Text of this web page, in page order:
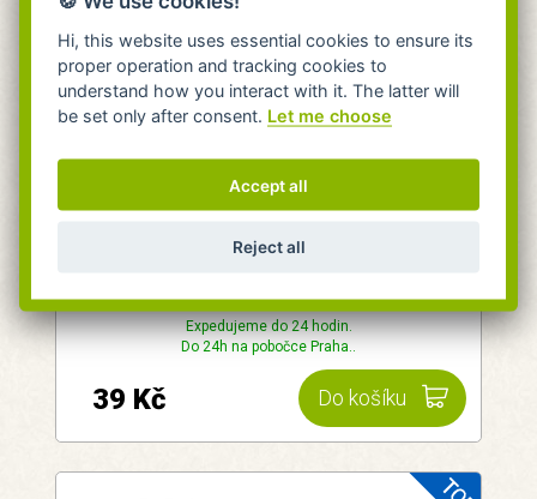
Sáčky na psí exkrementy z recykl. plastu
50ks
Snadno odtrhnutelné.
Expedujeme do 24 hodin.
Do 24h na pobočce Praha..
Do košíku
39 Kč
Hi, this website uses essential cookies to ensure its
proper operation and tracking cookies to
understand how you interact with it. The latter will
be set only after consent. Let me choose
Accept all
Reject all